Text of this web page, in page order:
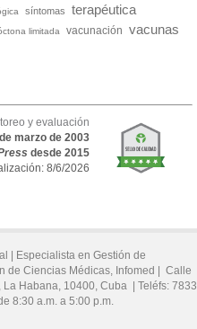
síntomas terapéutica
limitada vacunación vacunas
y evaluación
marzo de 2003
desde 2015
8/6/2026
|
Especialista en Gestión de
de Ciencias Médicas, Infomed |
Calle
La Habana, 10400, Cuba Teléfs: 7833
8:30 a.m. a 5:00 p.m.